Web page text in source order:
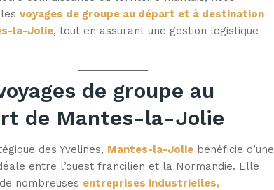
voyages de groupe au départ et à destination
la-Jolie, tout en assurant une gestion logistique
de groupe au
de Mantes-la-Jolie
des Yvelines, Mantes-la-Jolie bénéficie d’une
entre l’ouest francilien et la Normandie. Elle
nombreuses entreprises industrielles,